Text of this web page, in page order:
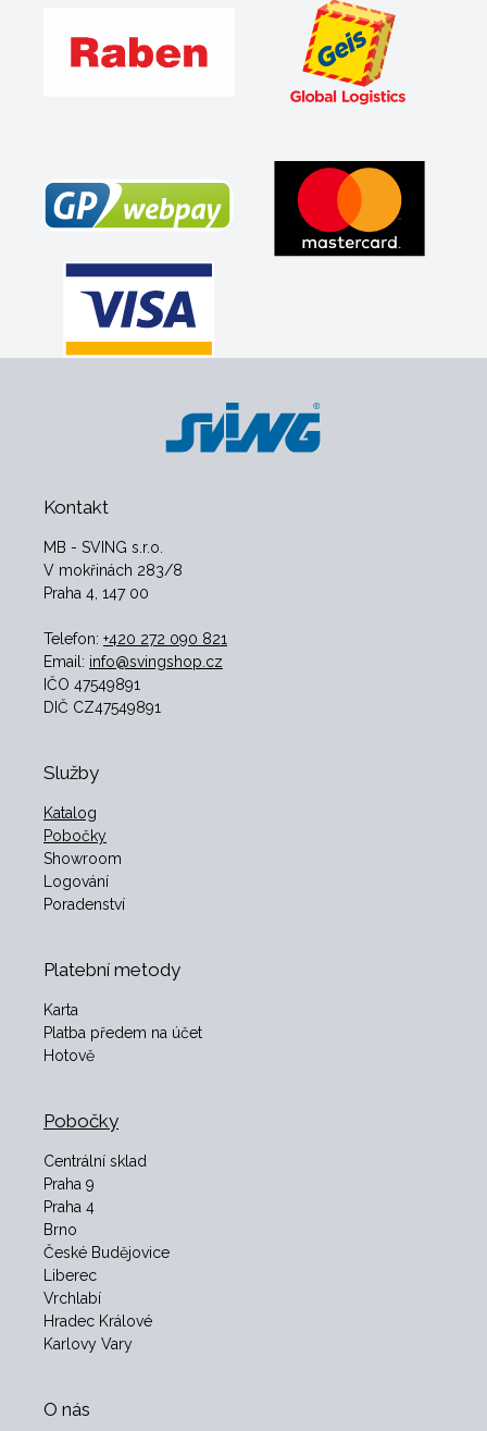
Kontakt
MB - SVING s.r.o.
V mokřinách 283/8
Praha 4, 147 00
Telefon: +420 272 090 821
Email: info@svingshop.cz
IČO 47549891
DIČ CZ47549891
Služby
Katalog
Pobočky
Showroom
Logování
Poradenství
Platební metody
Karta
Platba předem na účet
Hotově
Pobočky
Centrální sklad
Praha 9
Praha 4
Brno
České Budějovice
Liberec
Vrchlabí
Hradec Králové
Karlovy Vary
O nás